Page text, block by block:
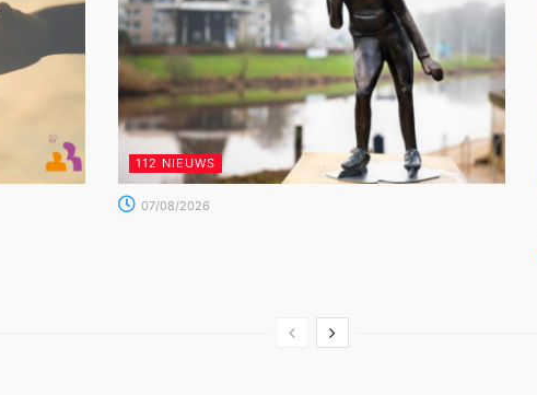
112 NIEUWS
07/08/2026